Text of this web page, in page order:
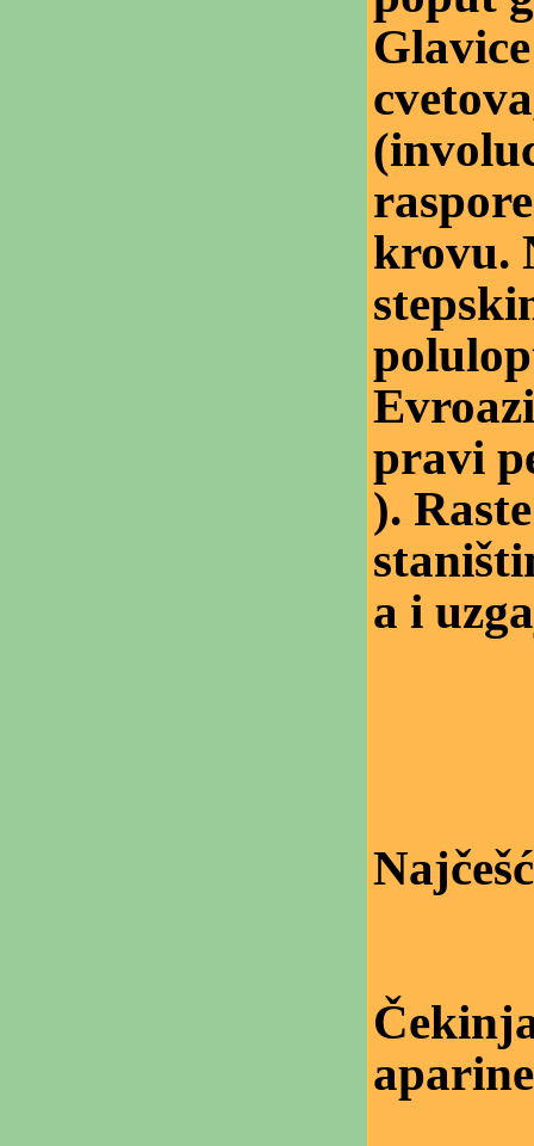
krovu.
pravi
).
a i
aparine